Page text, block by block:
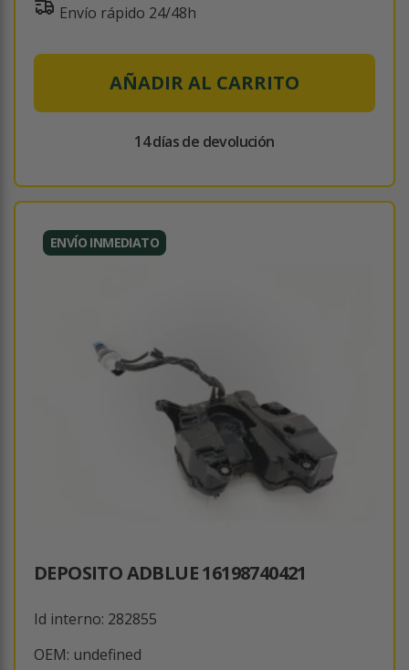
Envío rápido 24/48h
AÑADIR AL CARRITO
14 días de devolución
ENVÍO INMEDIATO
DEPOSITO ADBLUE 16198740421
Id interno: 282855
OEM: undefined